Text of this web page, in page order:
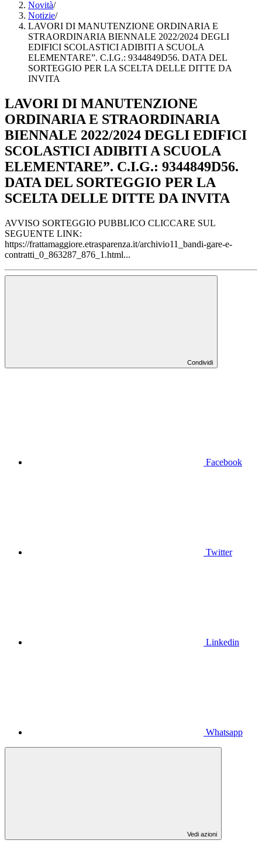
Novità/
Notizie/
LAVORI DI MANUTENZIONE ORDINARIA E
STRAORDINARIA BIENNALE 2022/2024 DEGLI
EDIFICI SCOLASTICI ADIBITI A SCUOLA
ELEMENTARE”. C.I.G.: 9344849D56. DATA DEL
SORTEGGIO PER LA SCELTA DELLE DITTE DA
INVITA
LAVORI DI MANUTENZIONE
ORDINARIA E STRAORDINARIA
BIENNALE 2022/2024 DEGLI EDIFICI
SCOLASTICI ADIBITI A SCUOLA
ELEMENTARE”. C.I.G.: 9344849D56.
DATA DEL SORTEGGIO PER LA
SCELTA DELLE DITTE DA INVITA
AVVISO SORTEGGIO PUBBLICO CLICCARE SUL
SEGUENTE LINK:
https://frattamaggiore.etrasparenza.it/archivio11_bandi-gare-e-
contratti_0_863287_876_1.html...
Condividi
Facebook
Twitter
Linkedin
Whatsapp
Vedi azioni